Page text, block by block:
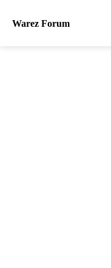
Warez Forum